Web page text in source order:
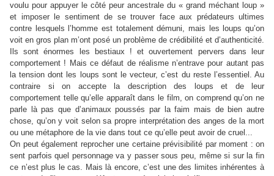
voulu pour appuyer le côté peur ancestrale du « grand méchant loup »
et imposer le sentiment de se trouver face aux prédateurs ultimes
contre lesquels l’homme est totalement démuni, mais les loups qu’on
voit en gros plan m’ont posé un problème de crédibilité et d’authenticité.
Ils sont énormes les bestiaux ! et ouvertement pervers dans leur
comportement ! Mais ce défaut de réalisme n’entrave pour autant pas
la tension dont les loups sont le vecteur, c’est du reste l’essentiel. Au
contraire si on accepte la description des loups et de leur
comportement telle qu’elle apparaît dans le film, on comprend qu’on ne
parle là pas que d’animaux poussés par la faim mais de bien autre
chose, qu’on y voit selon sa propre interprétation des anges de la mort
ou une métaphore de la vie dans tout ce qu’elle peut avoir de cruel...
On peut également reprocher une certaine prévisibilité par moment : on
sent parfois quel personnage va y passer sous peu, même si sur la fin
ce n’est plus le cas. Mais là encore, c’est une des limites inhérentes à